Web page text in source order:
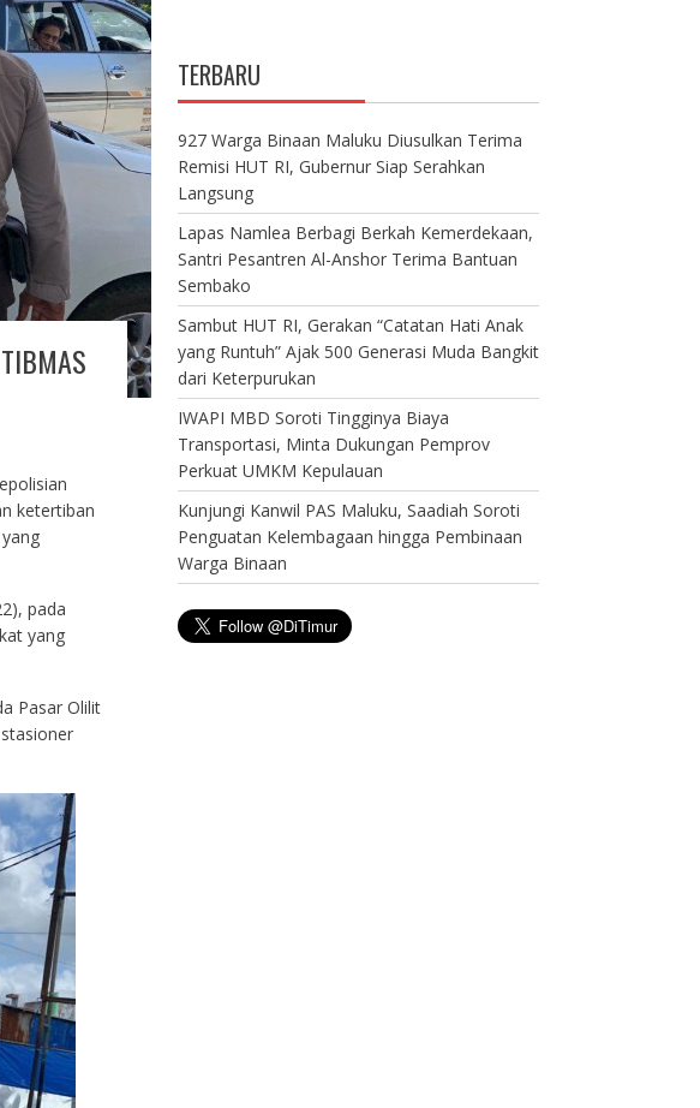
ketertiban
pada
yang
Pasar Olilit
TERBARU
927 Warga Binaan Maluku Diusulkan Terima
Remisi HUT RI, Gubernur Siap Serahkan
Langsung
Lapas Namlea Berbagi Berkah Kemerdekaan,
Santri Pesantren Al-Anshor Terima Bantuan
Sembako
Sambut HUT RI, Gerakan “Catatan Hati Anak
yang Runtuh” Ajak 500 Generasi Muda Bangkit
dari Keterpurukan
IWAPI MBD Soroti Tingginya Biaya
Transportasi, Minta Dukungan Pemprov
Perkuat UMKM Kepulauan
Kunjungi Kanwil PAS Maluku, Saadiah Soroti
Penguatan Kelembagaan hingga Pembinaan
Warga Binaan